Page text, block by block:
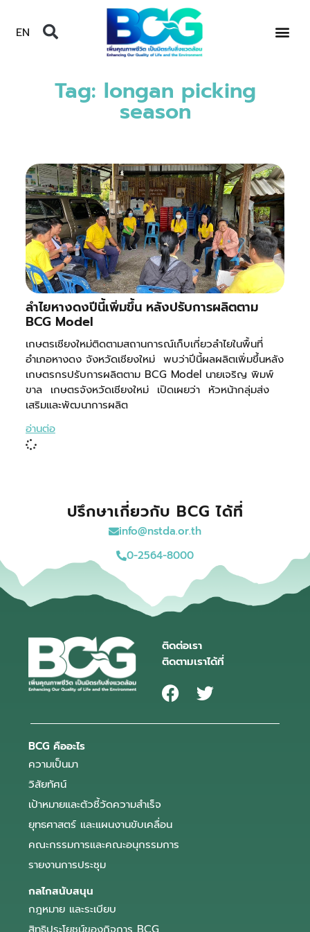
EN
Tag: longan picking
season
ลำไยหางดงปีนี้เพิ่มขึ้น หลังปรับการผลิตตาม
BCG Model
เกษตรเชียงใหม่ติดตามสถานการณ์เก็บเกี่ยวลำไยในพื้นที่
อำเภอหางดง จังหวัดเชียงใหม่ พบว่าปีนี้ผลผลิตเพิ่มขึ้นหลัง
เกษตรกรปรับการผลิตตาม BCG Model นายเจริญ พิมพ์
ขาล เกษตรจังหวัดเชียงใหม่ เปิดเผยว่า หัวหน้ากลุ่มส่ง
เสริมและพัฒนาการผลิต
อ่านต่อ
ปรึกษาเกี่ยวกับ BCG ได้ที่
info@nstda.or.th
0-2564-8000
ติดต่อเรา
ติดตามเราได้ที่
BCG คืออะไร
ความเป็นมา
วิสัยทัศน์
เป้าหมายและตัวชี้วัดความสำเร็จ
ยุทธศาสตร์ และแผนงานขับเคลื่อน
คณะกรรมการและคณะอนุกรรมการ
รายงานการประชุม
กลไกสนับสนุน
กฎหมาย และระเบียบ